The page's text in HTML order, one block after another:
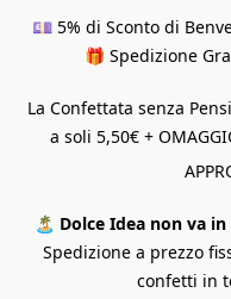
💷 5% di Sconto di
🎁 Spedizione
La Confettata senza
a soli 5,50€ +
🏝️ Dolce Idea non va in
Spedizione a prezzo
confetti in